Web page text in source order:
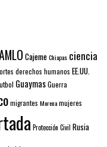
CajemeChiapas ciencia
derechos humanos EE.UU.
GuaymasGuerra
migrantes Morenamujeres
Protección Civil Rusia